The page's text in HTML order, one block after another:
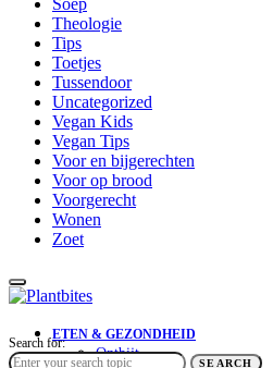
Theologie
Tips
Toetjes
Tussendoor
Uncategorized
Vegan Kids
Vegan Tips
Voor en bijgerechten
Voor op brood
Voorgerecht
Wonen
Zoet
ETEN & GEZONDHEID
Ontbijt
Search for:
SEARCH